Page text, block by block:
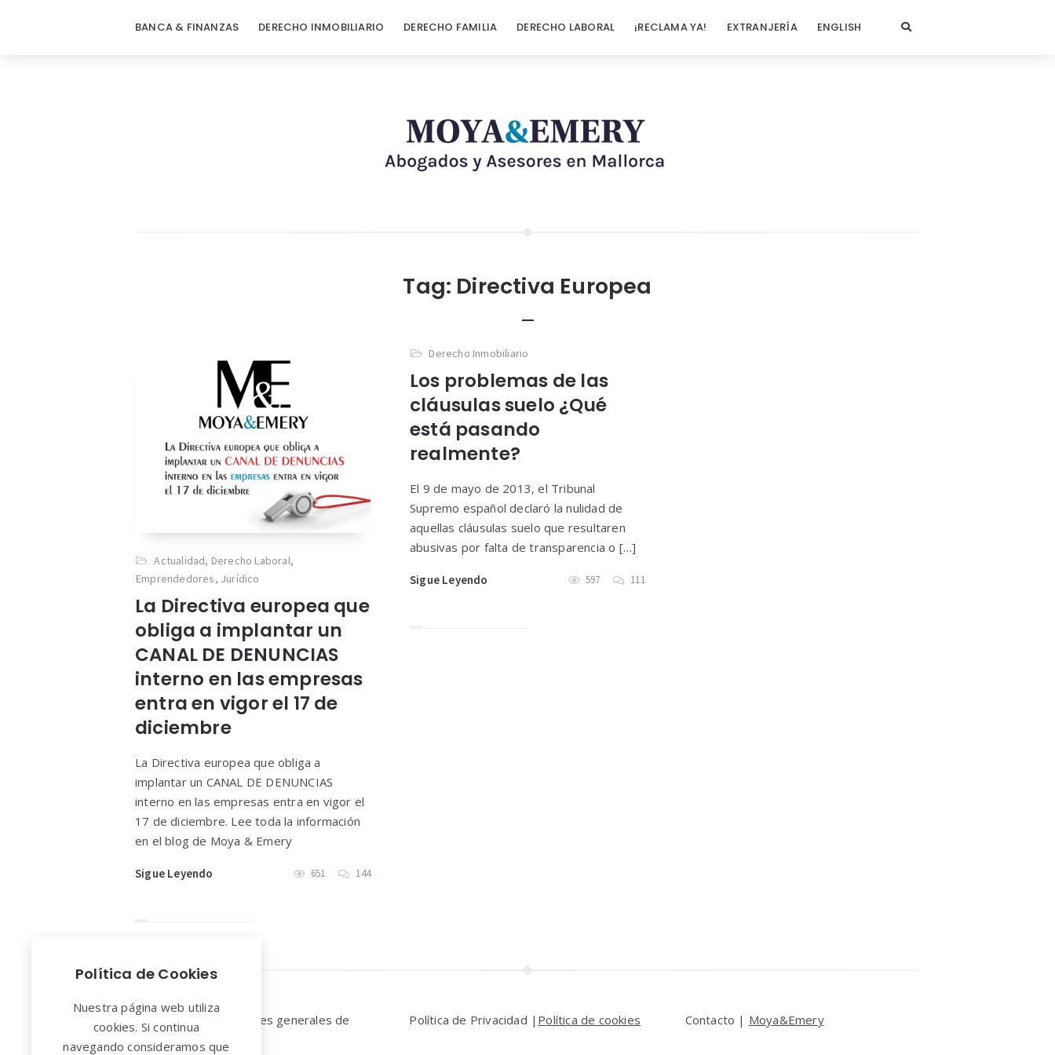
BANCA & FINANZAS DERECHO INMOBILIARIO DERECHO FAMILIA DERECHO LABORAL ¡RECLAMA YA! EXTRANJERÍA ENGLISH
Tag: Directiva Europea
Actualidad, Derecho Laboral,
Emprendedores, Jurídico
La Directiva europea que
obliga a implantar un
CANAL DE DENUNCIAS
interno en las empresas
entra en vigor el 17 de
diciembre
La Directiva europea que obliga a
implantar un CANAL DE DENUNCIAS
interno en las empresas entra en vigor el
17 de diciembre. Lee toda la información
en el blog de Moya & Emery
Sigue Leyendo 651 144
Derecho Inmobiliario
Los problemas de las
cláusulas suelo ¿Qué
está pasando
realmente?
El 9 de mayo de 2013, el Tribunal
Supremo español declaró la nulidad de
aquellas cláusulas suelo que resultaren
abusivas por falta de transparencia o […]
Sigue Leyendo 597 111
Widgets
Aviso legal y Condiciones generales de
uso
Política de Privacidad | Política de cookies Contacto | Moya&Emery
Política de Cookies
Nuestra página web utiliza
cookies. Si continua
navegando consideramos que